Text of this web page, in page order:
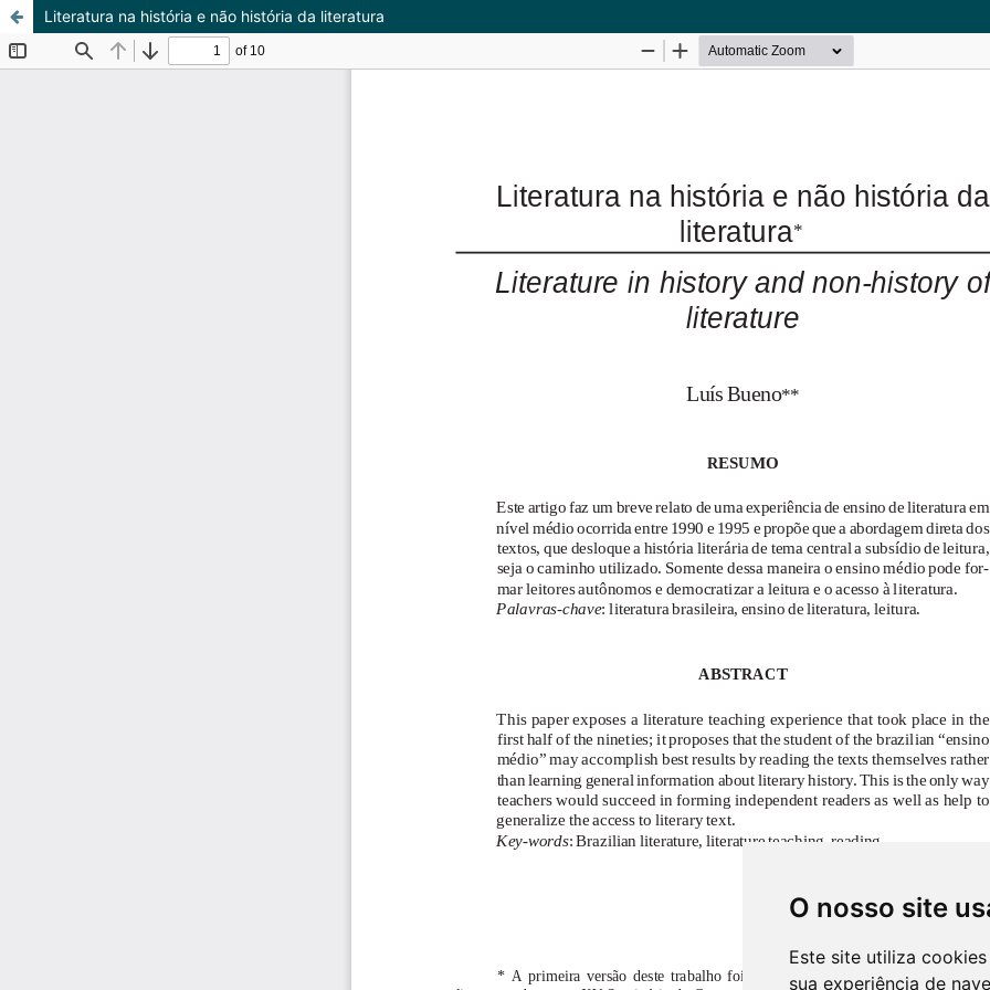
O nosso site
Este site utiliza
sua experiência de
Literatura na história e não história da literatura